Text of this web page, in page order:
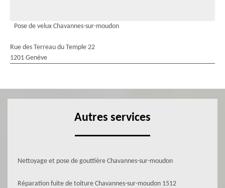
Pose de velux Chavannes-sur-moudon
Rue des Terreau du Temple 22
1201 Genève
Autres services
Nettoyage et pose de gouttière Chavannes-sur-moudon
Réparation fuite de toiture Chavannes-sur-moudon 1512